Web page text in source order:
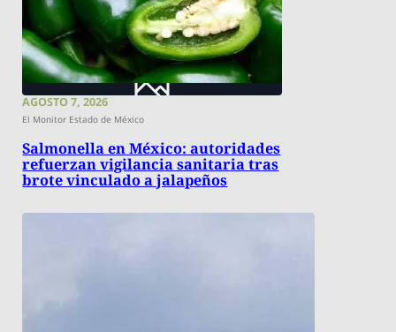
AGOSTO 7, 2026
El Monitor Estado de México
Salmonella en México: autoridades
refuerzan vigilancia sanitaria tras
brote vinculado a jalapeños